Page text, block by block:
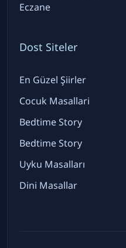
Eczane
Dost Siteler
En Güzel Şiirler
Cocuk Masallari
Bedtime Story
Bedtime Story
Uyku Masalları
Dini Masallar